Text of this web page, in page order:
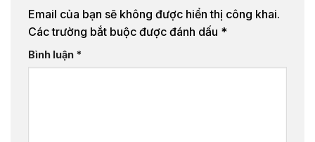
Email của bạn sẽ không được hiển thị công khai.
Các trường bắt buộc được đánh dấu *
Bình luận *